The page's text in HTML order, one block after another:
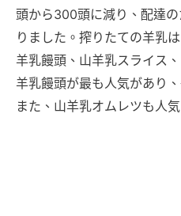
頭から300頭に減り、配達
りました。搾りたての羊乳
羊乳饅頭、山羊乳スライス
羊乳饅頭が最も人気があり
また、山羊乳オムレツも人